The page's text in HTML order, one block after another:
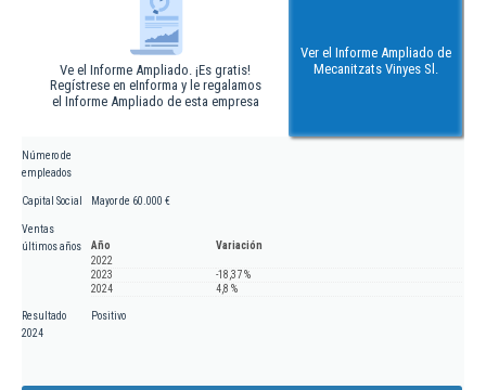
Ve el Informe Ampliado. ¡Es gratis!
Regístrese en eInforma y le regalamos
el Informe Ampliado de esta empresa
Ver el Informe Ampliado de
Mecanitzats Vinyes Sl.
Número de
empleados
Capital Social Mayor de 60.000 €
Ventas
últimos años
Año
Variación
2022
2023
-18,37 %
2024
4,8 %
Resultado
2024
Positivo